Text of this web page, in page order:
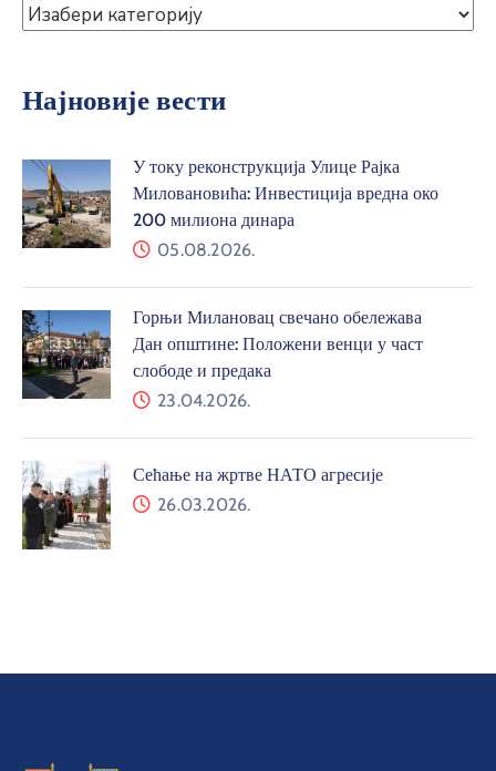
Најновије вести
У току реконструкција Улице Рајка
Миловановића: Инвестиција вредна око
200 милиона динара
05.08.2026.
Горњи Милановац свечано обележава
Дан општине: Положени венци у част
слободе и предака
23.04.2026.
Сећање на жртве НАТО агресије
26.03.2026.